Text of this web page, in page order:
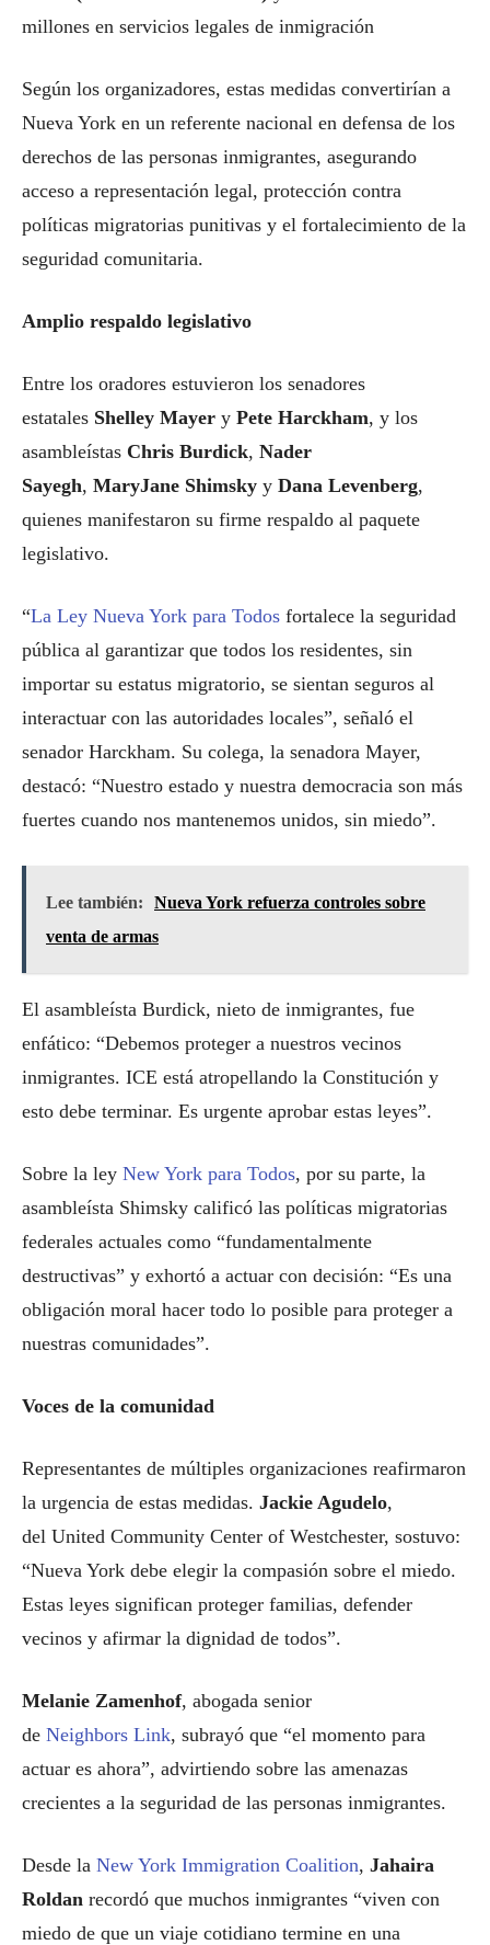
millones en servicios legales de inmigración
Según los organizadores, estas medidas convertirían a
Nueva York en un referente nacional en defensa de los
derechos de las personas inmigrantes, asegurando
acceso a representación legal, protección contra
políticas migratorias punitivas y el fortalecimiento de la
seguridad comunitaria.
Amplio respaldo legislativo
Entre los oradores estuvieron los senadores
estatales Shelley Mayer y Pete Harckham, y los
asambleístas Chris Burdick, Nader
Sayegh, MaryJane Shimsky y Dana Levenberg,
quienes manifestaron su firme respaldo al paquete
legislativo.
“La Ley Nueva York para Todos fortalece la seguridad
pública al garantizar que todos los residentes, sin
importar su estatus migratorio, se sientan seguros al
interactuar con las autoridades locales”, señaló el
senador Harckham. Su colega, la senadora Mayer,
destacó: “Nuestro estado y nuestra democracia son más
fuertes cuando nos mantenemos unidos, sin miedo”.
Lee también:
Nueva York refuerza controles sobre
venta de armas
El asambleísta Burdick, nieto de inmigrantes, fue
enfático: “Debemos proteger a nuestros vecinos
inmigrantes. ICE está atropellando la Constitución y
esto debe terminar. Es urgente aprobar estas leyes”.
Sobre la ley New York para Todos, por su parte, la
asambleísta Shimsky calificó las políticas migratorias
federales actuales como “fundamentalmente
destructivas” y exhortó a actuar con decisión: “Es una
obligación moral hacer todo lo posible para proteger a
nuestras comunidades”.
Voces de la comunidad
Representantes de múltiples organizaciones reafirmaron
la urgencia de estas medidas. Jackie Agudelo,
del United Community Center of Westchester, sostuvo:
“Nueva York debe elegir la compasión sobre el miedo.
Estas leyes significan proteger familias, defender
vecinos y afirmar la dignidad de todos”.
Melanie Zamenhof, abogada senior
de Neighbors Link, subrayó que “el momento para
actuar es ahora”, advirtiendo sobre las amenazas
crecientes a la seguridad de las personas inmigrantes.
Desde la New York Immigration Coalition, Jahaira
Roldan recordó que muchos inmigrantes “viven con
miedo de que un viaje cotidiano termine en una